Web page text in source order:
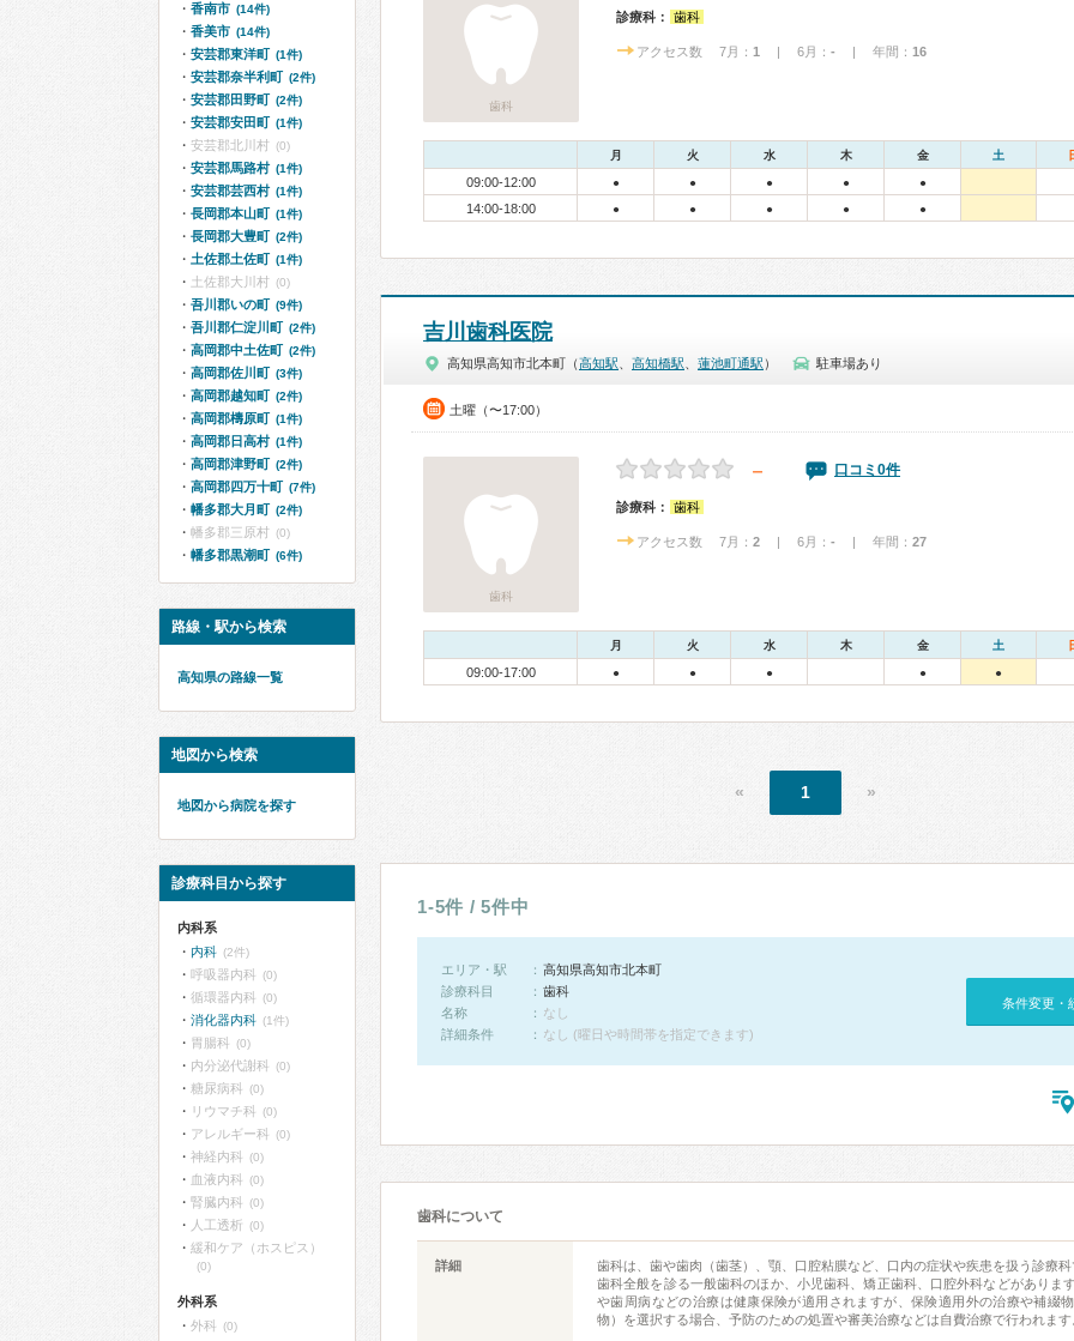
歯科
診療科： 歯科
アクセス数 7月： 1 | 6月： - | 年間： 16
月 火 水 木 金 土
09:00-12:00 ● ● ● ● ●
14:00-18:00 ● ● ● ● ●
吉川歯科医院
高知県高知市北本町（高知駅 高知橋駅 蓮池町通駅 ） 駐車場あり
土曜（〜17:00）
歯科
－ 口コミ0件
診療科： 歯科
アクセス数 7月： 2 | 6月： - | 年間： 27
月 火 水 木 金 土
09:00-17:00 ● ● ● ● ●
« 1 »
1-5件 / 5件中
エリア・駅
高知県高知市北本町
診療科目
歯科
名称
なし
詳細条件
なし (曜日や時間帯を指定できます)
条件変更・
歯科について
詳細
歯科は、歯や歯肉（歯茎）、顎、口腔粘膜など、口内の症状や疾患を扱う診療
歯科全般を診る一般歯科のほか、小児歯科、矯正歯科、口腔外科などがありま
や歯周病などの治療は健康保険が適用されますが、保険適用外の治療や補綴
物）を選択する場合、予防のための処置や審美治療などは自費治療で行われます
香南市 (14件)
香美市 (14件)
安芸郡東洋町 (1件)
安芸郡奈半利町 (2件)
安芸郡田野町 (2件)
安芸郡安田町 (1件)
安芸郡北川村 (0)
安芸郡馬路村 (1件)
安芸郡芸西村 (1件)
長岡郡本山町 (1件)
長岡郡大豊町 (2件)
土佐郡土佐町 (1件)
土佐郡大川村 (0)
吾川郡いの町 (9件)
吾川郡仁淀川町 (2件)
高岡郡中土佐町 (2件)
高岡郡佐川町 (3件)
高岡郡越知町 (2件)
高岡郡檮原町 (1件)
高岡郡日高村 (1件)
高岡郡津野町 (2件)
高岡郡四万十町 (7件)
幡多郡大月町 (2件)
幡多郡三原村 (0)
幡多郡黒潮町 (6件)
路線・駅から検索
高知県の路線一覧
地図から検索
地図から病院を探す
診療科目から探す
内科系
内科 (2件)
呼吸器内科 (0)
循環器内科 (0)
消化器内科 (1件)
胃腸科 (0)
内分泌代謝科 (0)
糖尿病科 (0)
リウマチ科 (0)
アレルギー科 (0)
神経内科 (0)
血液内科 (0)
腎臓内科 (0)
人工透析 (0)
緩和ケア（ホスピス）
(0)
外科系
外科 (0)